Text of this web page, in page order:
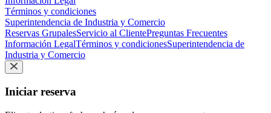
Términos y condiciones
Superintendencia de Industria y Comercio
Reservas GrupalesServicio al ClientePreguntas Frecuentes
Información LegalTérminos y condicionesSuperintendencia de
Industria y Comercio
Iniciar reserva